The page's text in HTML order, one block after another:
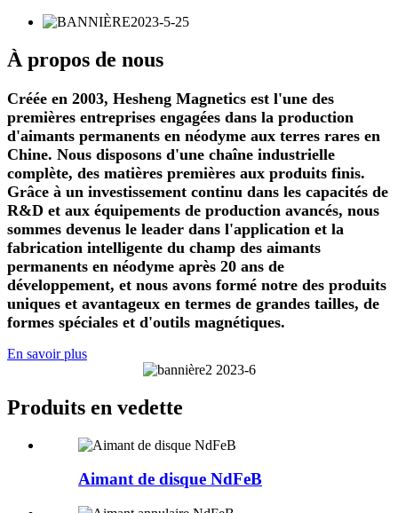
À propos de nous
Créée en 2003, Hesheng Magnetics est l'une des
premières entreprises engagées dans la production
d'aimants permanents en néodyme aux terres rares en
Chine. Nous disposons d'une chaîne industrielle
complète, des matières premières aux produits finis.
Grâce à un investissement continu dans les capacités de
R&D et aux équipements de production avancés, nous
sommes devenus le leader dans l'application et la
fabrication intelligente du champ des aimants
permanents en néodyme après 20 ans de
développement, et nous avons formé notre des produits
uniques et avantageux en termes de grandes tailles, de
formes spéciales et d'outils magnétiques.
En savoir plus
Produits en vedette
Aimant de disque NdFeB